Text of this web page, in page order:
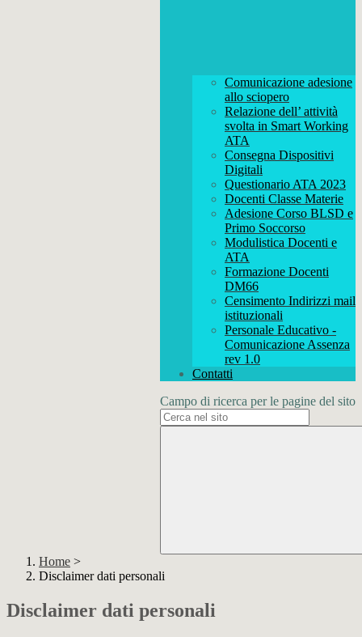
Comunicazione adesione
allo sciopero
Relazione dell’ attività
svolta in Smart Working
ATA
Consegna Dispositivi
Digitali
Questionario ATA 2023
Docenti Classe Materie
Adesione Corso BLSD e
Primo Soccorso
Modulistica Docenti e
ATA
Formazione Docenti
DM66
Censimento Indirizzi mail
istituzionali
Personale Educativo -
Comunicazione Assenza
rev 1.0
Contatti
Campo di ricerca per le pagine del sito
Home >
Disclaimer dati personali
Disclaimer dati personali